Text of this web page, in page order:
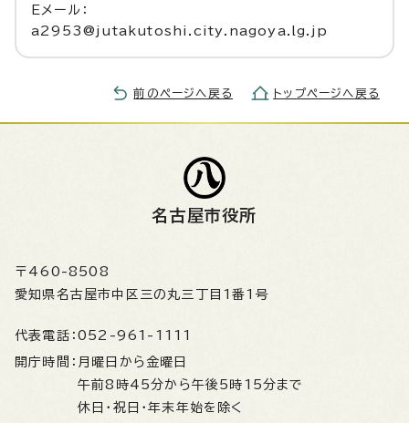
Eメール：
a2953@jutakutoshi.city.nagoya.lg.jp
前のページへ戻る トップページへ戻る
名古屋市役所
〒460-8508
愛知県名古屋市中区三の丸三丁目1番1号
代表電話： 052-961-1111
開庁時間： 月曜日から金曜日
午前8時45分から午後5時15分まで
休日・祝日・年末年始を除く